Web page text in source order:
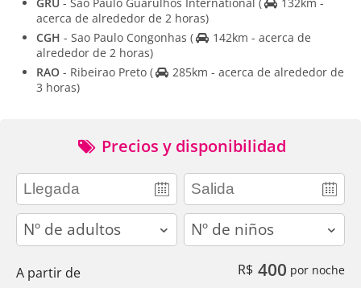
acerca de alrededor de 2 horas)
CGH - Sao Paulo Congonhas (
142km - acerca de
alrededor de 2 horas)
RAO - Ribeirao Preto (
285km - acerca de alrededor de
3 horas)
Precios y disponibilidad
adults children
A partir de R$ 400 por noche